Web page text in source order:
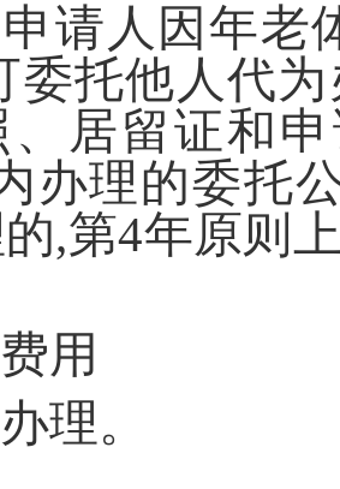
请人因年老
委托他人代
、居留证和
办理的委托
,第4年原则
用
理。